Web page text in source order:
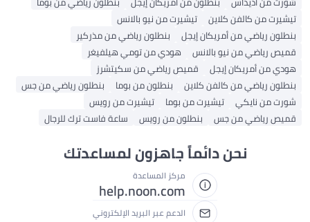
تيشيرت من كالفن كلاين
تيشيرت من نيو بالانس
بنطلون رياضي من أمريكان إيجل
بنطلون رياضي من مذركير
قميص رياضي من نيو بالانس
هودي من تومي هيلفيغر
هودي من أمريكان إيجل
قميص رياضي من سكيتشرز
بنطلون رياضي من كالفن كلاين
بنطلون من بوما
بنطلون رياضي من جس
شورت من نايكي
تيشيرت من بوما
تيشيرت من رويس
قميص رياضي من جس
بنطلون من رويس ساعة فاست ترك للرجال
نحن دائماً جاهزون لمساعدتك
مركز المساعدة
help.noon.com
الدعم عبر البريد الإلكتروني